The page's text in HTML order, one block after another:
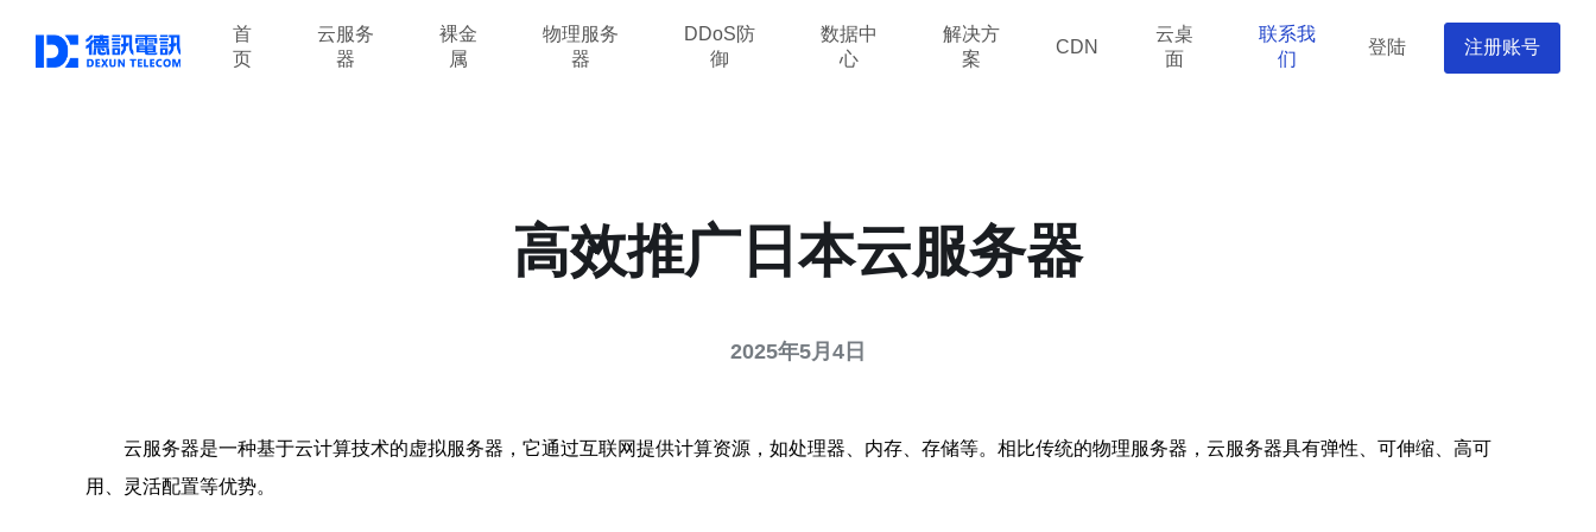
首
页
云服务
器
裸金
属
物理服务
器
DDoS防
御
数据中
心
解决方
案
CDN
云桌
面
联系我
们
登陆 注册账号
高效推广日本云服务器
2025年5月4日
云服务器是一种基于云计算技术的虚拟服务器，它通过互联网提供计算资源，如处理器、内存、存储等。相比传统的物理服务器，云服务器具有弹性、可伸缩、高可
用、灵活配置等优势。